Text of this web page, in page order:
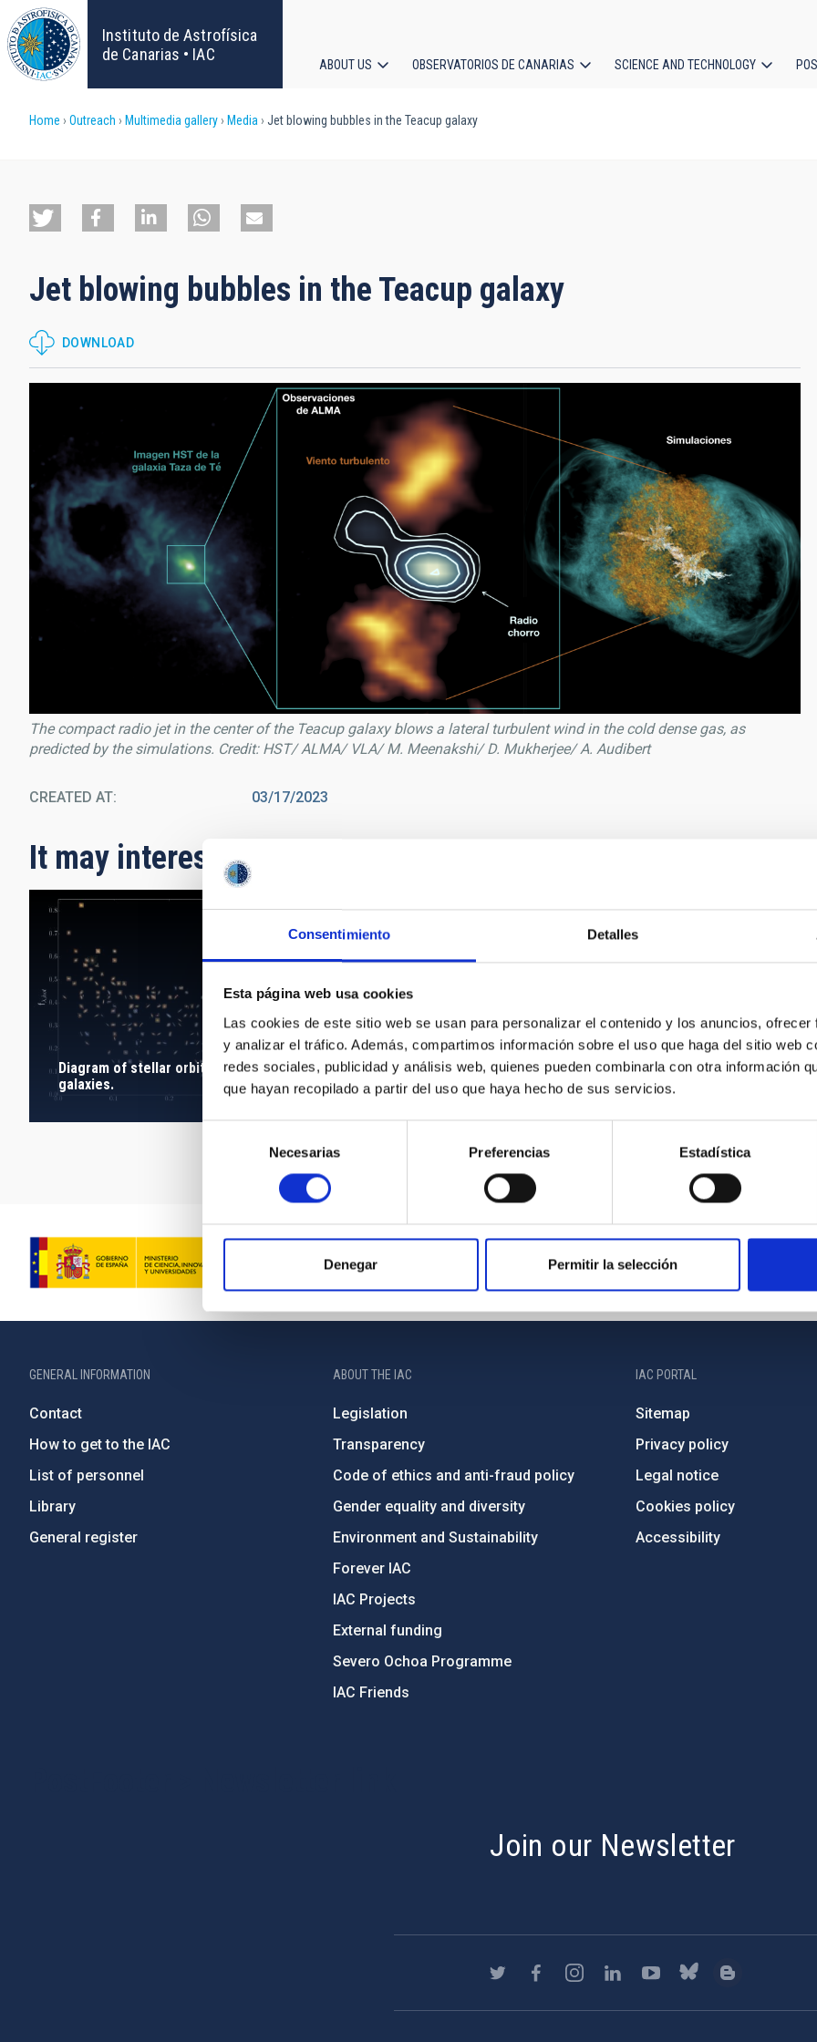
Consentimiento Detalles
Esta página web usa cookies
Las cookies de este sitio web se usan para personalizar el contenido y los anuncios,
y analizar el tráfico. Además, compartimos información sobre el uso que haga del sitio web
redes sociales, publicidad y análisis web, quienes pueden combinarla con otra información
que hayan recopilado a partir del uso que haya hecho de sus servicios.
consentimiento
Necesarias Preferencias Estadística
Denegar Permitir la selección
Skip
to
main
content
Instituto de Astrofísica
de Canarias • IAC
navigation
ABOUT US OBSERVATORIOS DE CANARIAS SCIENCE AND TECHNOLOGY
Breadcrumb
Home Outreach Multimedia gallery Media Jet blowing bubbles in the Teacup galaxy
Jet blowing bubbles in the Teacup galaxy
DOWNLOAD
The compact radio jet in the center of the Teacup galaxy blows a lateral turbulent wind in the cold dense gas, as
predicted by the simulations. Credit: HST/ ALMA/ VLA/ M. Meenakshi/ D. Mukherjee/ A. Audibert
CREATED AT 03/17/2023
It may interest you
Diagram of stellar orbit statistics for CALIFA
galaxies.
Minia Manteiga, Universidad de A Coruña (UDC)
GENERAL INFORMATION
Contact
How to get to the IAC
List of personnel
Library
General register
ABOUT THE IAC
Legislation
Transparency
Code of ethics and anti-fraud policy
Gender equality and diversity
Environment and Sustainability
Forever IAC
IAC Projects
External funding
Severo Ochoa Programme
IAC Friends
IAC PORTAL
Sitemap
Privacy policy
Legal notice
Cookies policy
Accessibility
Join our Newsletter